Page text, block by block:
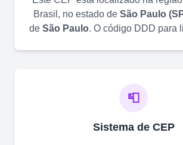
Brasil, no estado de São Paulo(
de São Paulo. O código DDD para
📮
Sistema de CEP